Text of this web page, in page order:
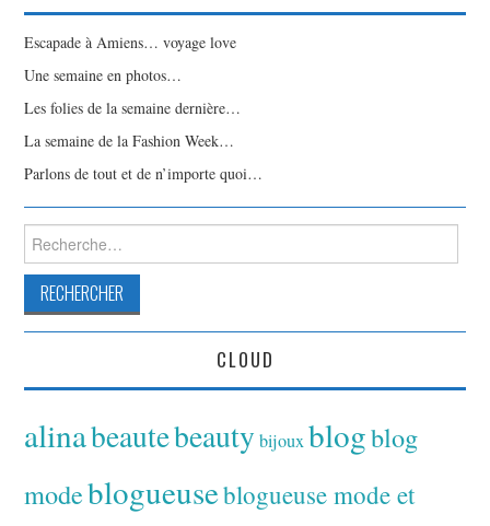
Escapade à Amiens… voyage love
Une semaine en photos…
Les folies de la semaine dernière…
La semaine de la Fashion Week…
Parlons de tout et de n’importe quoi…
Rechercher :
CLOUD
alinabeautebeauty bijoux blogblog
modeblogueuseblogueuse mode et